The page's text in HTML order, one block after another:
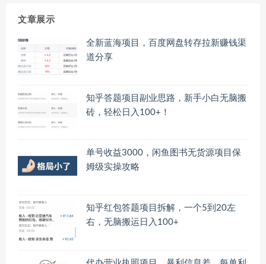
文章展示
全新蓝海项目，百度网盘转存拉新赚钱渠
道分享
知乎答题项目副业思路，新手小白无脑搬
砖，轻松日入100+！
单号收益3000，闲鱼图书无货源项目保
姆级实操攻略
知乎红包答题项目拆解，一个5到20左
右，无脑搬运日入100+